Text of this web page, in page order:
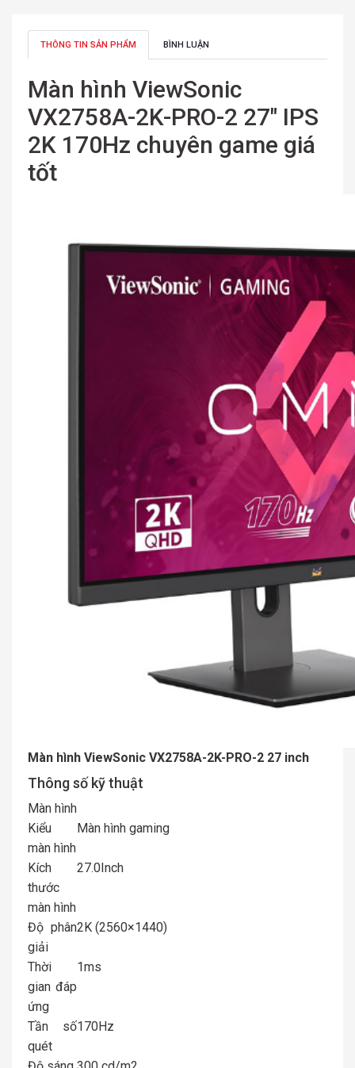
THÔNG TIN SẢN PHẨM BÌNH LUẬN
Màn hình ViewSonic
VX2758A-2K-PRO-2 27″ IPS
2K 170Hz chuyên game giá
tốt
Màn hình ViewSonic VX2758A-2K-PRO-2 27 inch
Thông số kỹ thuật
Màn hình
Kiểu
màn hình
Màn hình gaming
Kích
thước
màn hình
27.0Inch
Độ phân
giải
2K (2560×1440)
Thời
gian đáp
ứng
1ms
Tần số
quét
170Hz